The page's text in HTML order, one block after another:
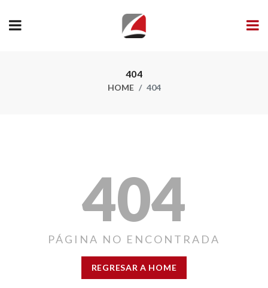
404
HOME 404
404
PÁGINA NO ENCONTRADA
REGRESAR A HOME